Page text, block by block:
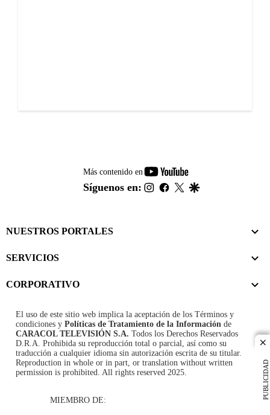
PUBLICIDAD
Más contenido en
youtube-
footer
Síguenos en: instagram
facebook
twitter
NUESTROS PORTALES
SERVICIOS
CORPORATIVO
El uso de este sitio web implica la aceptación de los Términos y
condiciones y Políticas de Tratamiento de la Información de
CARACOL TELEVISIÓN S.A. Todos los Derechos Reservados
D.R.A. Prohibida su reproducción total o parcial, así como su
traducción a cualquier idioma sin autorización escrita de su titular.
Reproduction in whole or in part, or translation without written
permission is prohibited. All rights reserved 2025.
MIEMBRO DE: